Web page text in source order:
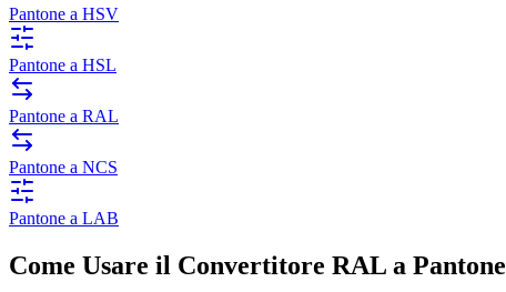
Pantone a HSV
Pantone a HSL
Pantone a RAL
Pantone a NCS
Pantone a LAB
Come Usare il Convertitore RAL a Pantone